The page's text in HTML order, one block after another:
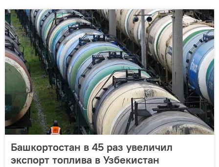
Башкортостан в 45 раз увеличил
экспорт топлива в Узбекистан